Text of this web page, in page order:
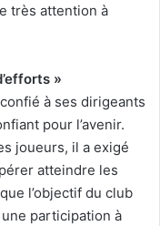
très attention à
»
à ses dirigeants
pour l’avenir.
joueurs, il a exigé
atteindre les
l’objectif du club
participation à